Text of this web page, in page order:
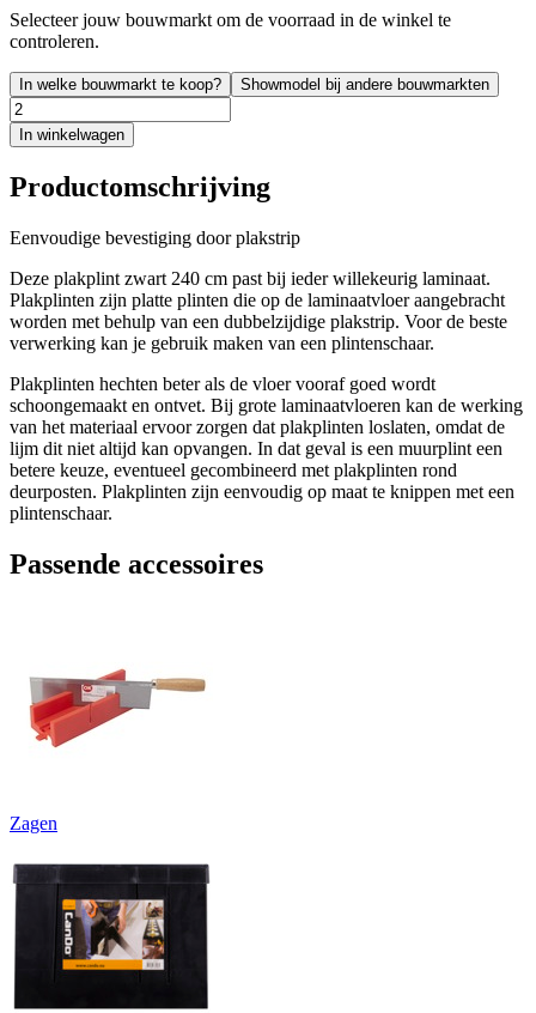
Selecteer jouw bouwmarkt om de voorraad in de winkel te
controleren.
In welke bouwmarkt te koop? Showmodel bij andere bouwmarkten
In winkelwagen
Productomschrijving
Eenvoudige bevestiging door plakstrip
Deze plakplint zwart 240 cm past bij ieder willekeurig laminaat.
Plakplinten zijn platte plinten die op de laminaatvloer aangebracht
worden met behulp van een dubbelzijdige plakstrip. Voor de beste
verwerking kan je gebruik maken van een plintenschaar.
Plakplinten hechten beter als de vloer vooraf goed wordt
schoongemaakt en ontvet. Bij grote laminaatvloeren kan de werking
van het materiaal ervoor zorgen dat plakplinten loslaten, omdat de
lijm dit niet altijd kan opvangen. In dat geval is een muurplint een
betere keuze, eventueel gecombineerd met plakplinten rond
deurposten. Plakplinten zijn eenvoudig op maat te knippen met een
plintenschaar.
Passende accessoires
Zagen